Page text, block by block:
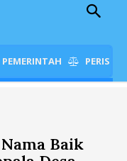
PEMERINTAH
Baik